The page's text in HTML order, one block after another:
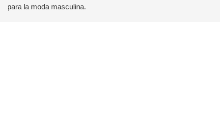
para la moda masculina.